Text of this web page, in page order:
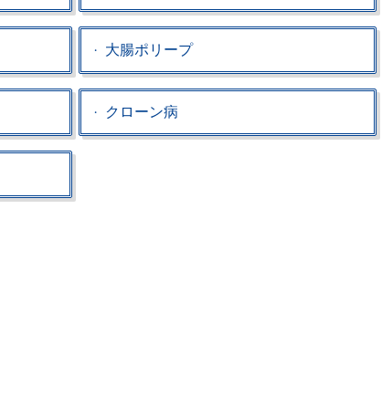
大腸ポリープ
クローン病